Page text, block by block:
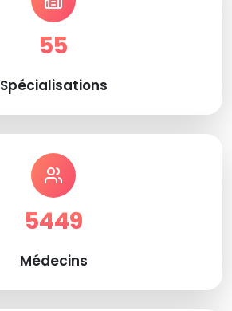
55
Spécialisations
5449
Médecins